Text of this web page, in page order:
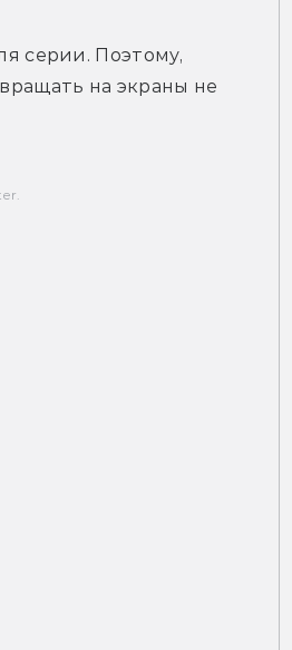
серии. Поэтому,
на экраны не